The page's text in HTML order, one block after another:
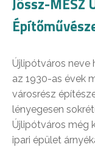
Újlipótváros neve
az 1930-as évek
városrész
lényegesen
Újlipótváros még
ipari épület